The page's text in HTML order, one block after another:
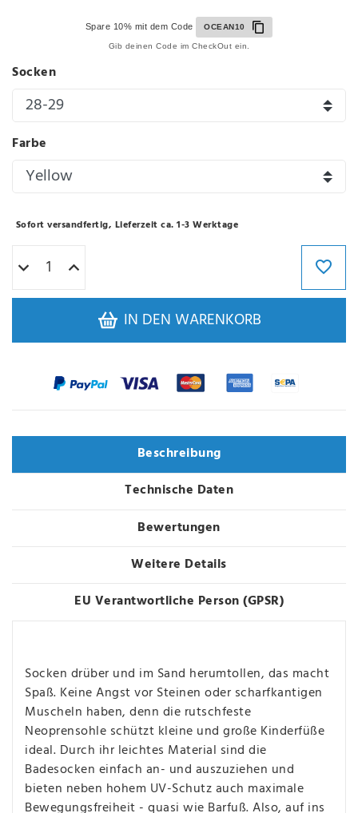
Spare 10% mit dem Code OCEAN10
Gib deinen Code im CheckOut ein.
Socken
Farbe
Sofort versandfertig, Lieferzeit ca. 1-3 Werktage
IN DEN WARENKORB
Beschreibung
Technische Daten
Bewertungen
Weitere Details
EU Verantwortliche Person (GPSR)
Socken drüber und im Sand herumtollen, das macht
Spaß. Keine Angst vor Steinen oder scharfkantigen
Muscheln haben, denn die rutschfeste
Neoprensohle schützt kleine und große Kinderfüße
ideal. Durch ihr leichtes Material sind die
Badesocken einfach an- und auszuziehen und
bieten neben hohem UV-Schutz auch maximale
Bewegungsfreiheit - quasi wie Barfuß. Also, auf ins